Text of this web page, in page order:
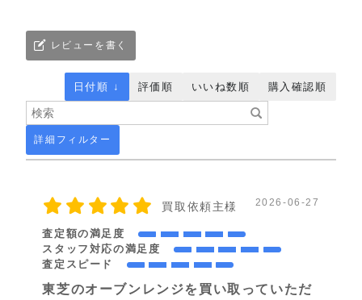
レビューを書く
詳細フィルター
日付順 ↓ 評価順 いいね数順 購入確認順
買取依頼主様 2026-06-27
査定額の満足度
スタッフ対応の満足度
査定スピード
東芝のオーブンレンジを買い取っていただ